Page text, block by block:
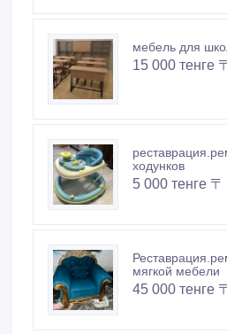
мебель для
15 000 тенге
ходунков
5 000 тенге 〒
мягкой мебели
45 000 тенге